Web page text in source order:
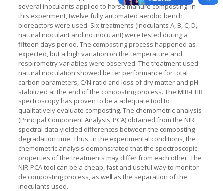
several inoculants applied to horse manure composting. In
this experiment, twelve fully automated aerobic bench
bioreactors were used. Six treatments (inoculants A, B, C, D,
natural inoculant and no inoculant) were tested during a
fifteen days period. The composting process happened as
expected, but a high variation on the temperature and
respirometry variables were observed. The treatment used
natural inoculation showed better performance for total
carbon parameters, C/N ratio and loss of dry matter and pH
stabilized at the end of the composting process. The MIR-FTIR
spectroscopy has proven to be a adequate tool to
qualitatively evaluate composting. The chemometric analysis
(Principal Component Analysis, PCA) obtained from the NIR
spectral data yielded differences between the composting
degradation time. Thus, in the experimental conditions, the
chemometric analysis demonstrated that the spectroscopic
properties of the treatments may differ from each other. The
NIR-PCA tool can be a cheap, fast and useful way to monitor
de composting process, as well as the separation of the
inoculants used.